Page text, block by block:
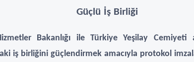
Güçlü İş Birliği
Bakanlığı ile Türkiye Yeşilay Cemiyeti
iş birliğini güçlendirmek amacıyla protokol